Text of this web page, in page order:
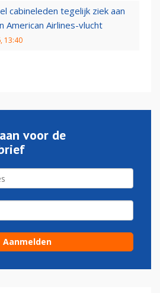
cabineleden tegelijk ziek aan
American Airlines-vlucht
13:40
voor de